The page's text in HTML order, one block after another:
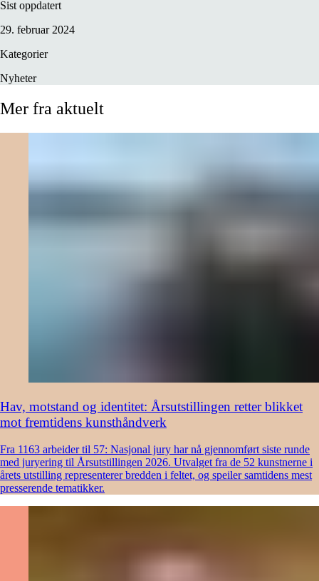
Sist oppdatert
29. februar 2024
Kategorier
Nyheter
Mer fra aktuelt
Hav, motstand og identitet: Årsutstillingen retter blikket
mot fremtidens kunsthåndverk
Fra 1163 arbeider til 57: Nasjonal jury har nå gjennomført siste runde
med juryering til Årsutstillingen 2026. Utvalget fra de 52 kunstnerne i
årets utstilling representerer bredden i feltet, og speiler samtidens mest
presserende tematikker.